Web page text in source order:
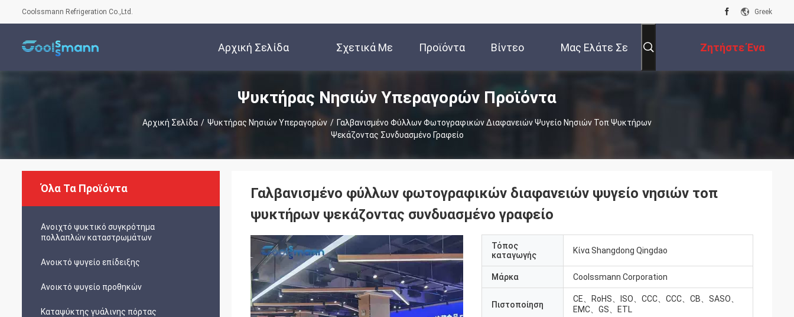
Coolssmann Refrigeration Co.,Ltd. Greek
Αρχική Σελίδα Σχετικά Με
Εμάς
Προϊόντα Βίντεο Μας Ελάτε Σε Ζητήστε Ένα
Απόσπασμα
Ψυκτήρας Νησιών Υπεραγορών Προϊόντα
Αρχική Σελίδα / Ψυκτήρας Νησιών Υπεραγορών / Γαλβανισμένο Φύλλων Φωτογραφικών Διαφανειών Ψυγείο Νησιών Τοπ Ψυκτήρων
Ψεκάζοντας Συνδυασμένο Γραφείο
Όλα Τα Προϊόντα
Ανοιχτό ψυκτικό συγκρότημα
πολλαπλών καταστρωμάτων
Ανοικτό ψυγείο επίδειξης
Ανοικτό ψυγείο προθηκών
Καταψύκτης γυάλινης πόρτας
Γαλβανισμένο φύλλων φωτογραφικών διαφανειών ψυγείο νησιών τοπ
ψυκτήρων ψεκάζοντας συνδυασμένο γραφείο
Τόπος
καταγωγής
Κίνα Shangdong Qingdao
Μάρκα Coolssmann Corporation
Πιστοποίηση
CE、RoHS、ISO、CCC、CCC、CB、SASO、
EMC、GS、ETL